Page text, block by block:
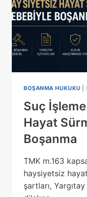
BOŞANMA HUKUKU
Suç
Hayat
Boşanma
TMK m.163
haysiyetsiz
şartları,